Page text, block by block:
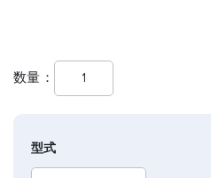
数量
型式